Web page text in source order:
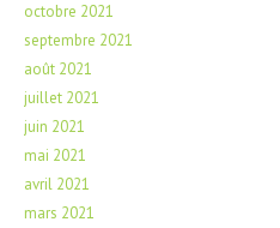
octobre 2021
septembre 2021
août 2021
juillet 2021
juin 2021
mai 2021
avril 2021
mars 2021